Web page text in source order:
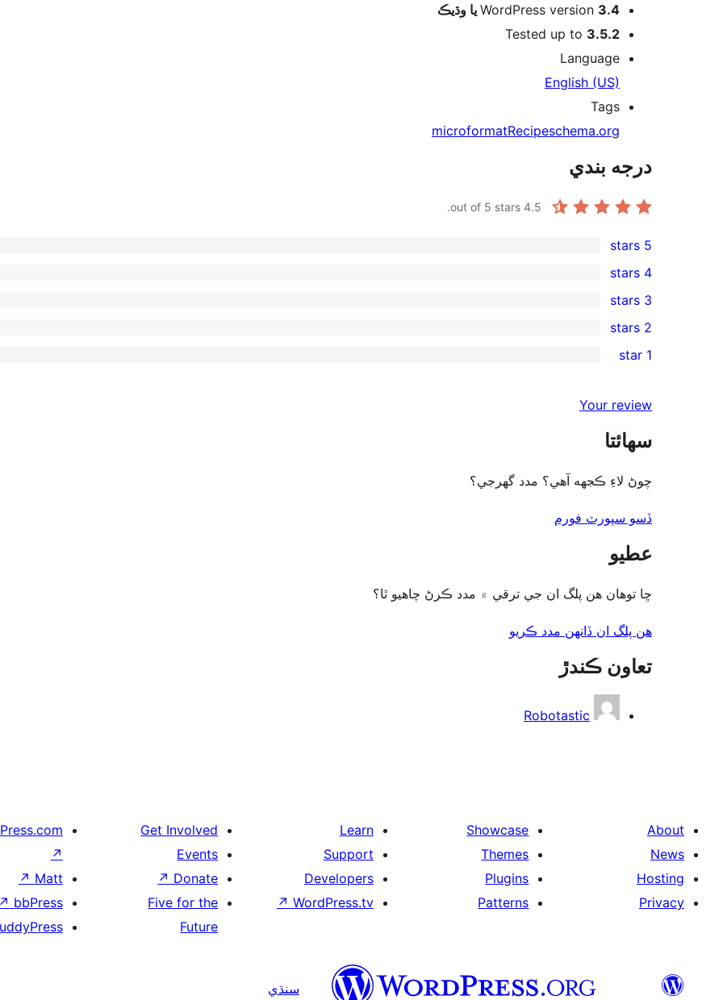
WordPress version 3.4 يا وڌيڪ
Tested up to 3.5.2
Language
English (US)
Tags
microformatRecipeschema.org
درجه بندي
4.5
1
5-
star
review
5 stars
4-
star
review
4 stars
0
3-
star
3 stars
2-
reviews
2 stars
star
reviews
1 star
Your review
سھائتا
چوڻ لاءِ ڪجهه آهي؟ مدد گهرجي؟
ڏسو سپورٽ فورم
عطيو
ڇا توھان ھن پلگ ان جي ترقي ۾ مدد ڪرڻ چاھيو ٿا؟
هن پلگ ان ڏانھن مدد ڪريو
تعاون ڪندڙ
Robotastic
About
News
Hosting
Privacy
Showcase
Themes
Plugins
Patterns
Learn
Support
Developers
WordPress.tv
↗
Get Involved
Events
Donate
↗
Five for the
Future
↗
Matt
↗
bbPress
سنڌي